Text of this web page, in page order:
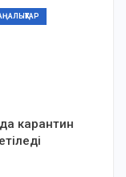
карантин